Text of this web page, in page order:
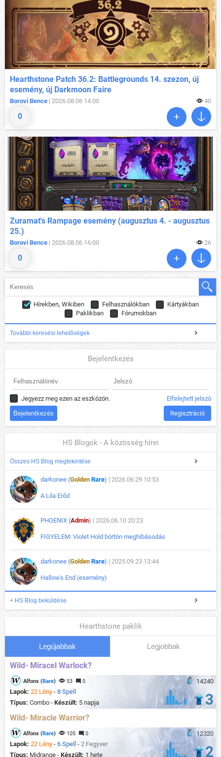
0
Hearthstone Patch 36.2: Battlegrounds 14. szezon, új
esemény, új Darkmoon Faire
Borovi Bence | 2026.08.06 14:00 40
0
Zuramat's Rampage esemény (augusztus 4. - augusztus
25.)
Borovi Bence | 2026.08.06 16:00 26
Hírekben, Wikiben Felhasználókban
Kártyákban
Paklikban
Fórumokban
További keresési lehetőségek
Bejelentkezés
Jegyezz meg ezen az eszközön. Elfelejtett jelszó
Regisztráció
HS Blogok - A közösség hírei
Összes HS Blog megtekintése
darkonee (Golden Rare) | 2026.06.29 10:53
A Lila Erőd
PHOENIX (Admin) | 2026.06.10 20:23
FIGYELEM: Violet Hold börtön meghibásodás
darkonee (Golden Rare) | 2025.09.23 13:44
Hallow's End (esemény)
+ HS Blog beküldése
Hearthstone paklik
Legújabbak Legjobbak
Wild- Miracel Warlock?
14240
Alfons (Rare) 53 0
Lapok: 22 Lény - 8 Spell
Típus: Combo - Készült: 5 napja 3
Wild- Miracle Warrior?
12320
Alfons (Rare) 105 0
Lapok: 22 Lény - 6 Spell - 2 Fegyver
Típus: Midrange - Készült: 1 hete 2